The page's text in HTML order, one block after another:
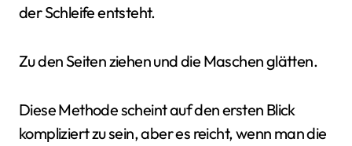
der Schleife entsteht.
Zu den Seiten ziehen und die Maschen glätten.
Diese Methode scheint auf den ersten Blick
kompliziert zu sein, aber es reicht, wenn man die